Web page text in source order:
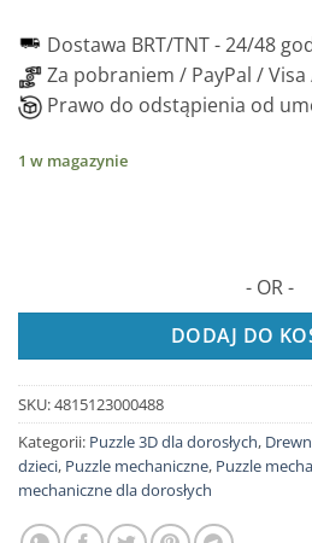
Dostawa BRT/TNT -24/48
Za pobraniem / PayPal /
Prawo do odstąpienia od
1 w magazynie
- OR -
DODAJ DO
SKU:4815123000488
Kategorii: Puzzle 3D dla dorosłych,
dzieci, Puzzle mechaniczne, Puzzle
mechaniczne dla dorosłych